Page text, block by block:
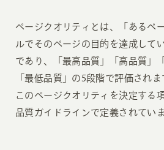
ページクオリティとは、「あるペ
ルでそのページの目的を達成して
であり、「最高品質」「高品質」
「最低品質」の5段階で評価されま
このページクオリティを決定する
品質ガイドラインで定義されていま